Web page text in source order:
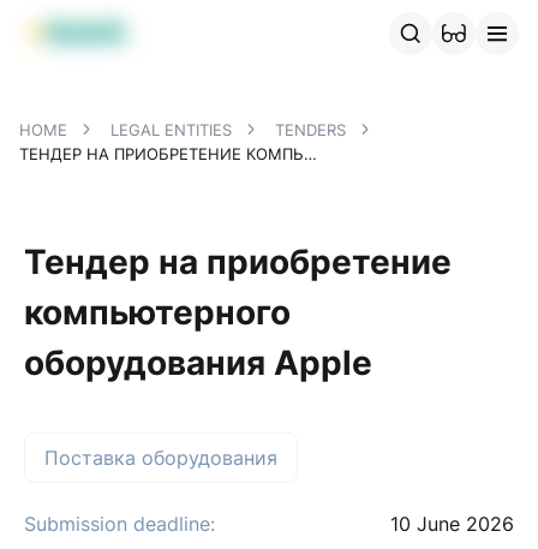
MBANK Products
HOME LEGAL ENTITIES
TENDERS
ТЕНДЕР НА ПРИОБРЕТЕНИЕ КОМПЬЮТЕРНОГО ОБОРУДОВАНИЯ APPLE
Тендер на приобретение
компьютерного
оборудования Apple
Поставка оборудования
Submission deadline:
10 June 2026